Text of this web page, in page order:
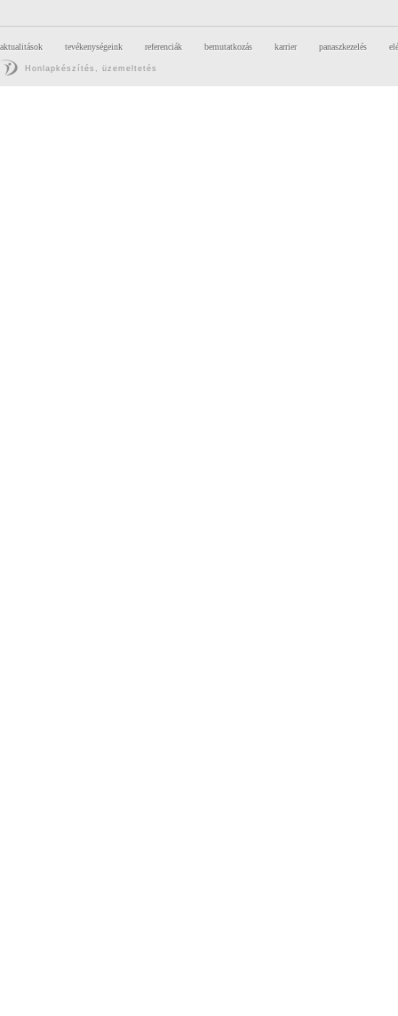
aktualitások tevékenységeink referenciák bemutatkozás karrier panaszkezelés
Honlapkészítés, üzemeltetés